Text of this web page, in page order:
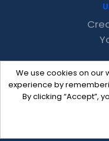
We use cookies on our
experience by
By clicking “Accept”,